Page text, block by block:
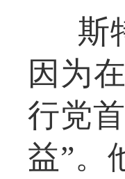
斯
因为
行党
益”。